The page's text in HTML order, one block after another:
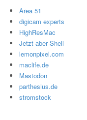
Area 51
digicam experts
HighResMac
Jetzt aber Shell
lemonpixel.com
maclife.de
Mastodon
parthesius.de
stromstock